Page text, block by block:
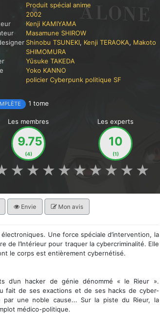
Produit spécial anime
2002
Kenji KAMIYAMA
Masamune SHIROW
Shinobu TSUNEKI, Kenji TERAOKA, Makoto
SHIMOMURA
Yūsuke TAKEDA
Yoko KANNO
policier Cyberpunk politique SF
1 tome
Les membres
9.75
(4)
Les experts
10
(1)
★
★
★
★
★
★
★
★
★
Envie Mon avis
Une force spéciale d’intervention, la
de l’Intérieur pour traquer la cybercriminalité. Elle
le corps est entièrement cybernétisé.
d’un hacker de génie dénommé « le Rieur ».
fait de ses exactions et de ses hacks de cyber-
par une noble cause... Sur la piste du Rieur, la
médico-politique.